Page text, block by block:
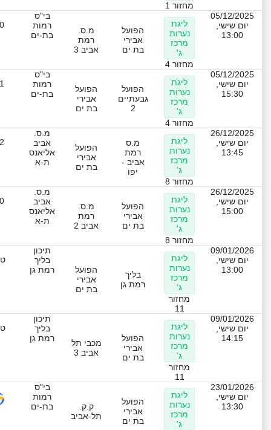
מחזור 1
05/12/2025
יום שישי,
13:00
ליגת
נערות
מרכז
ג'
מחזור 4
הפועל
אבירי
בת ים
מ.ס.
רמת
אביב 3
בי"ס
רמות
בת-ים
05/12/2025
יום שישי,
15:30
ליגת
נערות
מרכז
ג'
מחזור 4
הפועל
גבעתיים
2
הפועל
אבירי
בת ים
בי"ס
רמות
בת-ים
26/12/2025
יום שישי,
13:45
ליגת
נערות
מרכז
ג'
מחזור 8
מ.ס
רמת
אביב -
יפו
הפועל
אבירי
בת ים
מ.ס.
אביב
אליאנס
ת-א
26/12/2025
יום שישי,
15:00
ליגת
נערות
מרכז
ג'
מחזור 8
הפועל
אבירי
בת ים
מ.ס.
רמת
אביב 2
מ.ס.
אביב
אליאנס
ת-א
09/01/2026
יום שישי,
13:00
ליגת
נערות
מרכז
ג'
מחזור
11
בליך
רמת גן
הפועל
אבירי
בת ים
תיכון
בליך
רמת גן
09/01/2026
יום שישי,
14:15
ליגת
נערות
מרכז
ג'
מחזור
11
הפועל
אבירי
בת ים
מכבי תל
אביב 3
תיכון
בליך
רמת גן
23/01/2026
יום שישי,
13:30
ליגת
נערות
מרכז
ג'
הפועל
אבירי
בת ים
ק.ק.
תל-אביב
בי"ס
רמות
בת-ים